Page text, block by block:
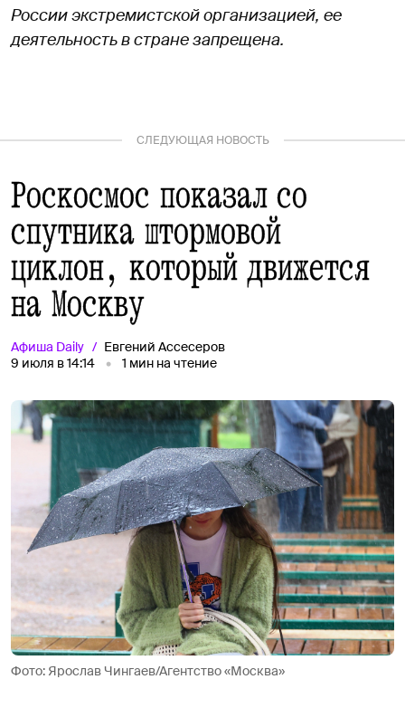
России экстремистской организацией, ее
деятельность в стране запрещена.
СЛЕДУЮЩАЯ НОВОСТЬ
Роскосмос показал со
спутника штормовой
циклон, который движется
на Москву
Афиша Daily
Евгений Ассесеров
9 июля в 14:14
1 мин на чтение
Фото: Ярослав Чингаев/Агентство «Москва»